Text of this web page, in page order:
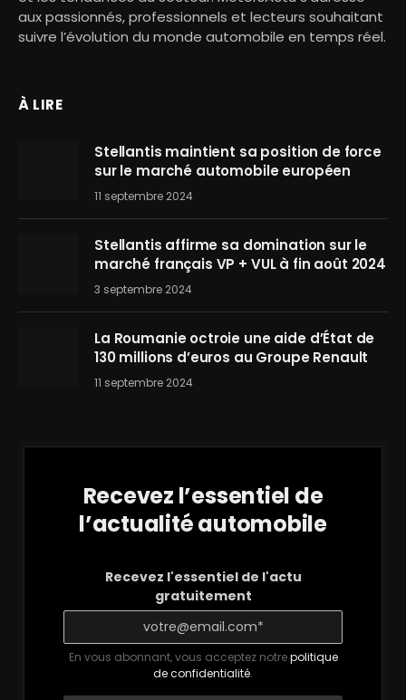
aux passionnés, professionnels et lecteurs souhaitant
suivre l’évolution du monde automobile en temps réel.
À LIRE
Stellantis maintient sa position de force
sur le marché automobile européen
11 septembre 2024
Stellantis affirme sa domination sur le
marché français VP + VUL à fin août 2024
3 septembre 2024
La Roumanie octroie une aide d’État de
130 millions d’euros au Groupe Renault
11 septembre 2024
Recevez l’essentiel de
l’actualité automobile
Recevez l'essentiel de l'actu
gratuitement
En vous abonnant, vous acceptez notrepolitique
de confidentialité.